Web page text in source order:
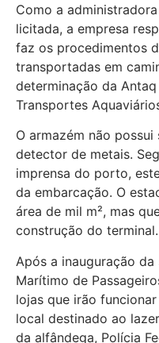
Como a
licitada, a empresa
faz os procedimentos
transportadas em
determinação da
Transportes
O armazém não possui
detector de metais.
imprensa do porto,
da embarcação. O
área de mil m², mas
construção do terminal.
Após a inauguração
Marítimo de
lojas que irão funcionar
local destinado ao
da alfândega, Polícia